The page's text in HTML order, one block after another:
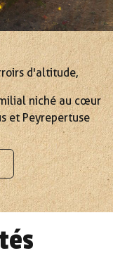
d'altitude,
niché au cœur
et Peyrepertuse